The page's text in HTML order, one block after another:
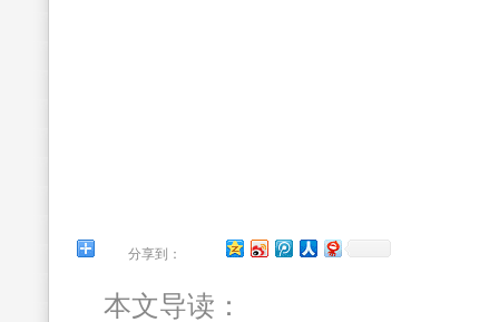
分享到：
本文导读：